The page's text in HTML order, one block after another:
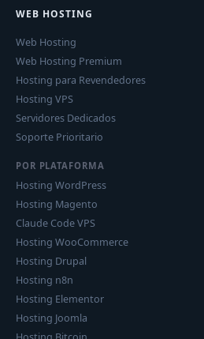
WEB HOSTING
Web Hosting
Web Hosting Premium
Hosting para Revendedores
Hosting VPS
Servidores Dedicados
Soporte Prioritario
POR PLATAFORMA
Hosting WordPress
Hosting Magento
Claude Code VPS
Hosting WooCommerce
Hosting Drupal
Hosting n8n
Hosting Elementor
Hosting Joomla